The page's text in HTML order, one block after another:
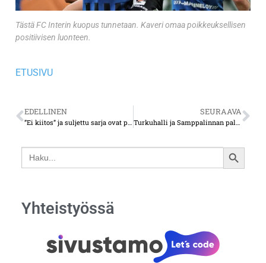
Tästä FC Interin kuopus tunnetaan. Kaveri omaa poikkeuksellisen
positiivisen luonteen.
ETUSIVU
EDELLINEN
”Ei kiitos” ja suljettu sarja ovat palloilusarjojen harmillinen kevätilmiö
SEURAAVA
Turkuhalli ja Samppalinnan palloiluhalli puretaan
Search
for:
SEARCH
Yhteistyössä